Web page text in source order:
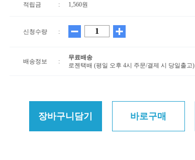
적립금 : 1,560원
신청수량 :
배송정보 :
무료배송
로젠택배 (평일 오후 4시 주문/결제 시 당일출고)